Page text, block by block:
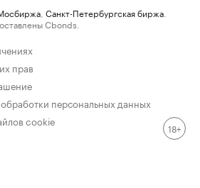
Санкт-Петербургская биржа
Cbonds.
прав
персональных данных
cookie
18+